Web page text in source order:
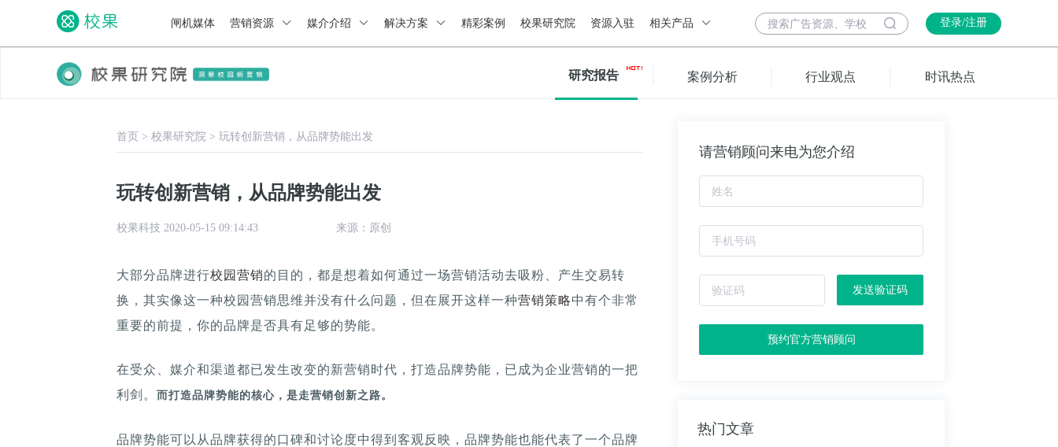
闸机媒体 营销资源 媒介介绍 解决方案 精彩案例 校果研究院 资源入驻 相关产品 登录/注册
研究报告 案例分析 行业观点 时讯热点
首页 > 校果研究院 > 玩转创新营销，从品牌势能出发
玩转创新营销，从品牌势能出发
校果科技 2020-05-15 09:14:43 来源：原创
大部分品牌进行校园营销的目的，都是想着如何通过一场营销活动去吸粉、产生交易转
换，其实像这一种校园营销思维并没有什么问题，但在展开这样一种营销策略中有个非常
重要的前提，你的品牌是否具有足够的势能。
在受众、媒介和渠道都已发生改变的新营销时代，打造品牌势能，已成为企业营销的一把
利剑。
而打造品牌势能的核心，是走营销创新之路。
品牌势能可以从品牌获得的口碑和讨论度中得到客观反映，品牌势能也能代表了一个品牌
请营销顾问来电为您介绍
发送验证码
预约官方营销顾问
热门文章